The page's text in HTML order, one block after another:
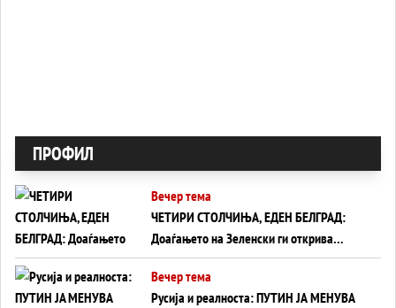
ПРОФИЛ
Вечер тема
ЧЕТИРИ СТОЛЧИЊА, ЕДЕН БЕЛГРАД:
Доаѓањето на Зеленски ги открива
тајните на политиката на балансирање
на Вучиќ
Вечер тема
Русија и реалноста: ПУТИН ЈА МЕНУВА